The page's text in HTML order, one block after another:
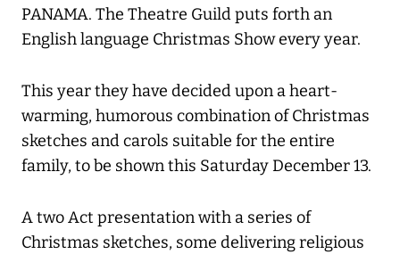
PANAMA. The Theatre Guild puts forth an
English language Christmas Show every year.
This year they have decided upon a heart-
warming, humorous combination of Christmas
sketches and carols suitable for the entire
family, to be shown this Saturday December 13.
A two Act presentation with a series of
Christmas sketches, some delivering religious